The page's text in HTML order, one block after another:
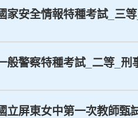
家安全情報特種考試_三
般警察特種考試_二等_
立屏東女中第一次教師甄